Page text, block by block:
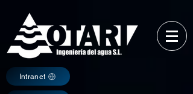
Intranet